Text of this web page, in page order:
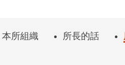
本所組織 所長的話